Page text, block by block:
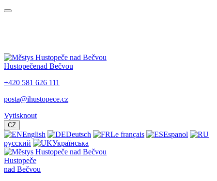
Hustopečenad Bečvou
+420 581 626 111
posta@ihustopece.cz
Vytisknout
CZ
English Deutsch Le français
Espanol
русский
Українська
Hustopeče
nad Bečvou